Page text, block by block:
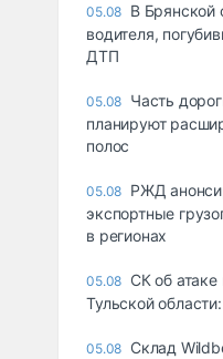
05.08 В Брянской
водителя,
ДТП
05.08 Часть
планируют
полос
05.08 РЖД
экспортные
в регионах
05.08 СК об атаке
Тульской
05.08 Склад